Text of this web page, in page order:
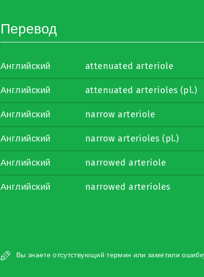
Перевод
Английский attenuated arteriole
Английский attenuated arterioles (pl.)
Английский narrow arteriole
Английский narrow arterioles (pl.)
Английский narrowed arteriole
Английский narrowed arterioles
Вы знаете отсутствующий термин или заметили